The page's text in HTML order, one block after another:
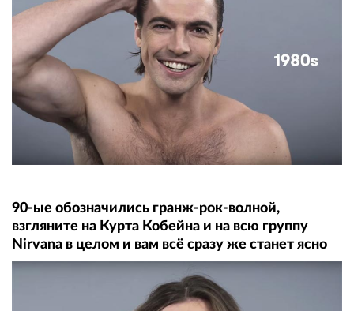
90-ые обозначились гранж-рок-волной,
взгляните на Курта Кобейна и на всю группу
Nirvana в целом и вам всё сразу же станет ясно